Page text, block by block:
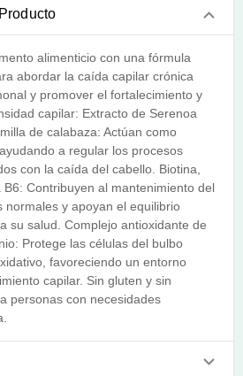
alimenticio con una fórmula
abordar la caída capilar crónica
y promover el fortalecimiento y
capilar: Extracto de Serenoa
de calabaza: Actúan como
a regular los procesos
con la caída del cabello. Biotina,
Contribuyen al mantenimiento del
normales y apoyan el equilibrio
su salud. Complejo antioxidante de
Protege las células del bulbo
favoreciendo un entorno
capilar. Sin gluten y sin
personas con necesidades